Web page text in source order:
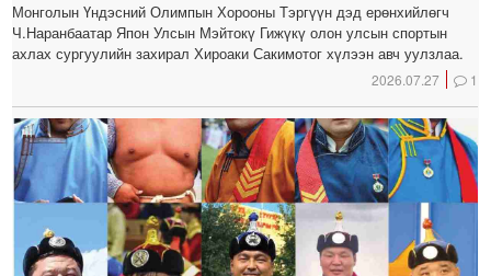
Монголын Үндэсний Олимпын Хорооны Тэргүүн дэд ерөнхийлөгч
Ч.Наранбаатар Япон Улсын Мэйтокү Гижүкү олон улсын спортын
ахлах сургуулийн захирал Хироаки Сакимотог хүлээн авч уулзлаа.
2026.07.27 1